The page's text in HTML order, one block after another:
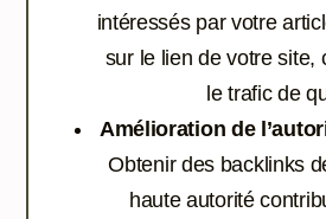
intéressés par votre
sur le lien de votre site,
le trafic de
Amélioration de
Obtenir des backlinks
haute autorité